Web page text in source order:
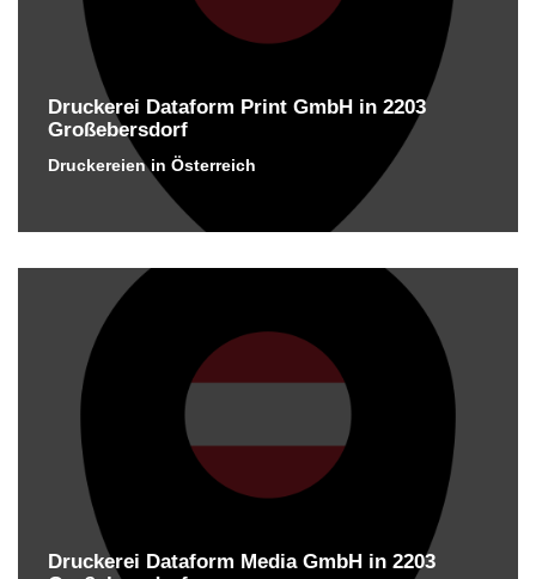
Druckerei Dataform Print GmbH in 2203
Großebersdorf
Druckereien in Österreich
Druckerei Dataform Media GmbH in 2203